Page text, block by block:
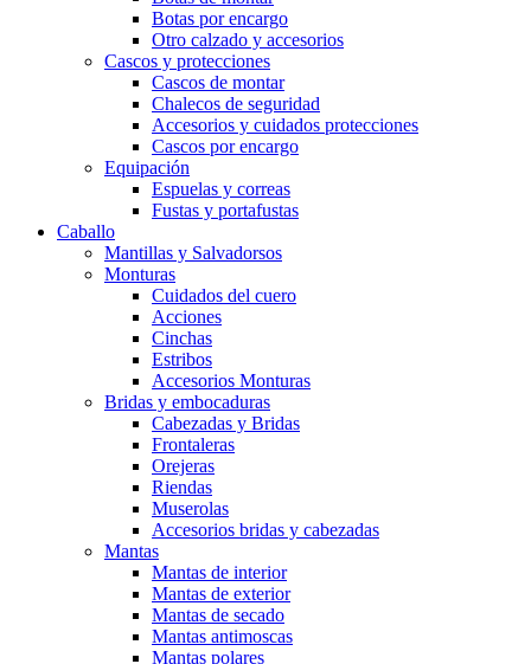
Botas por encargo
Otro calzado y accesorios
Cascos y protecciones
Cascos de montar
Chalecos de seguridad
Accesorios y cuidados protecciones
Cascos por encargo
Equipación
Espuelas y correas
Fustas y portafustas
Caballo
Mantillas y Salvadorsos
Monturas
Cuidados del cuero
Acciones
Cinchas
Estribos
Accesorios Monturas
Bridas y embocaduras
Cabezadas y Bridas
Frontaleras
Orejeras
Riendas
Muserolas
Accesorios bridas y cabezadas
Mantas
Mantas de interior
Mantas de exterior
Mantas de secado
Mantas antimoscas
Mantas polares